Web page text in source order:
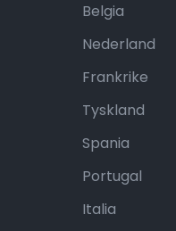
Belgia
Nederland
Frankrike
Tyskland
Spania
Portugal
Italia